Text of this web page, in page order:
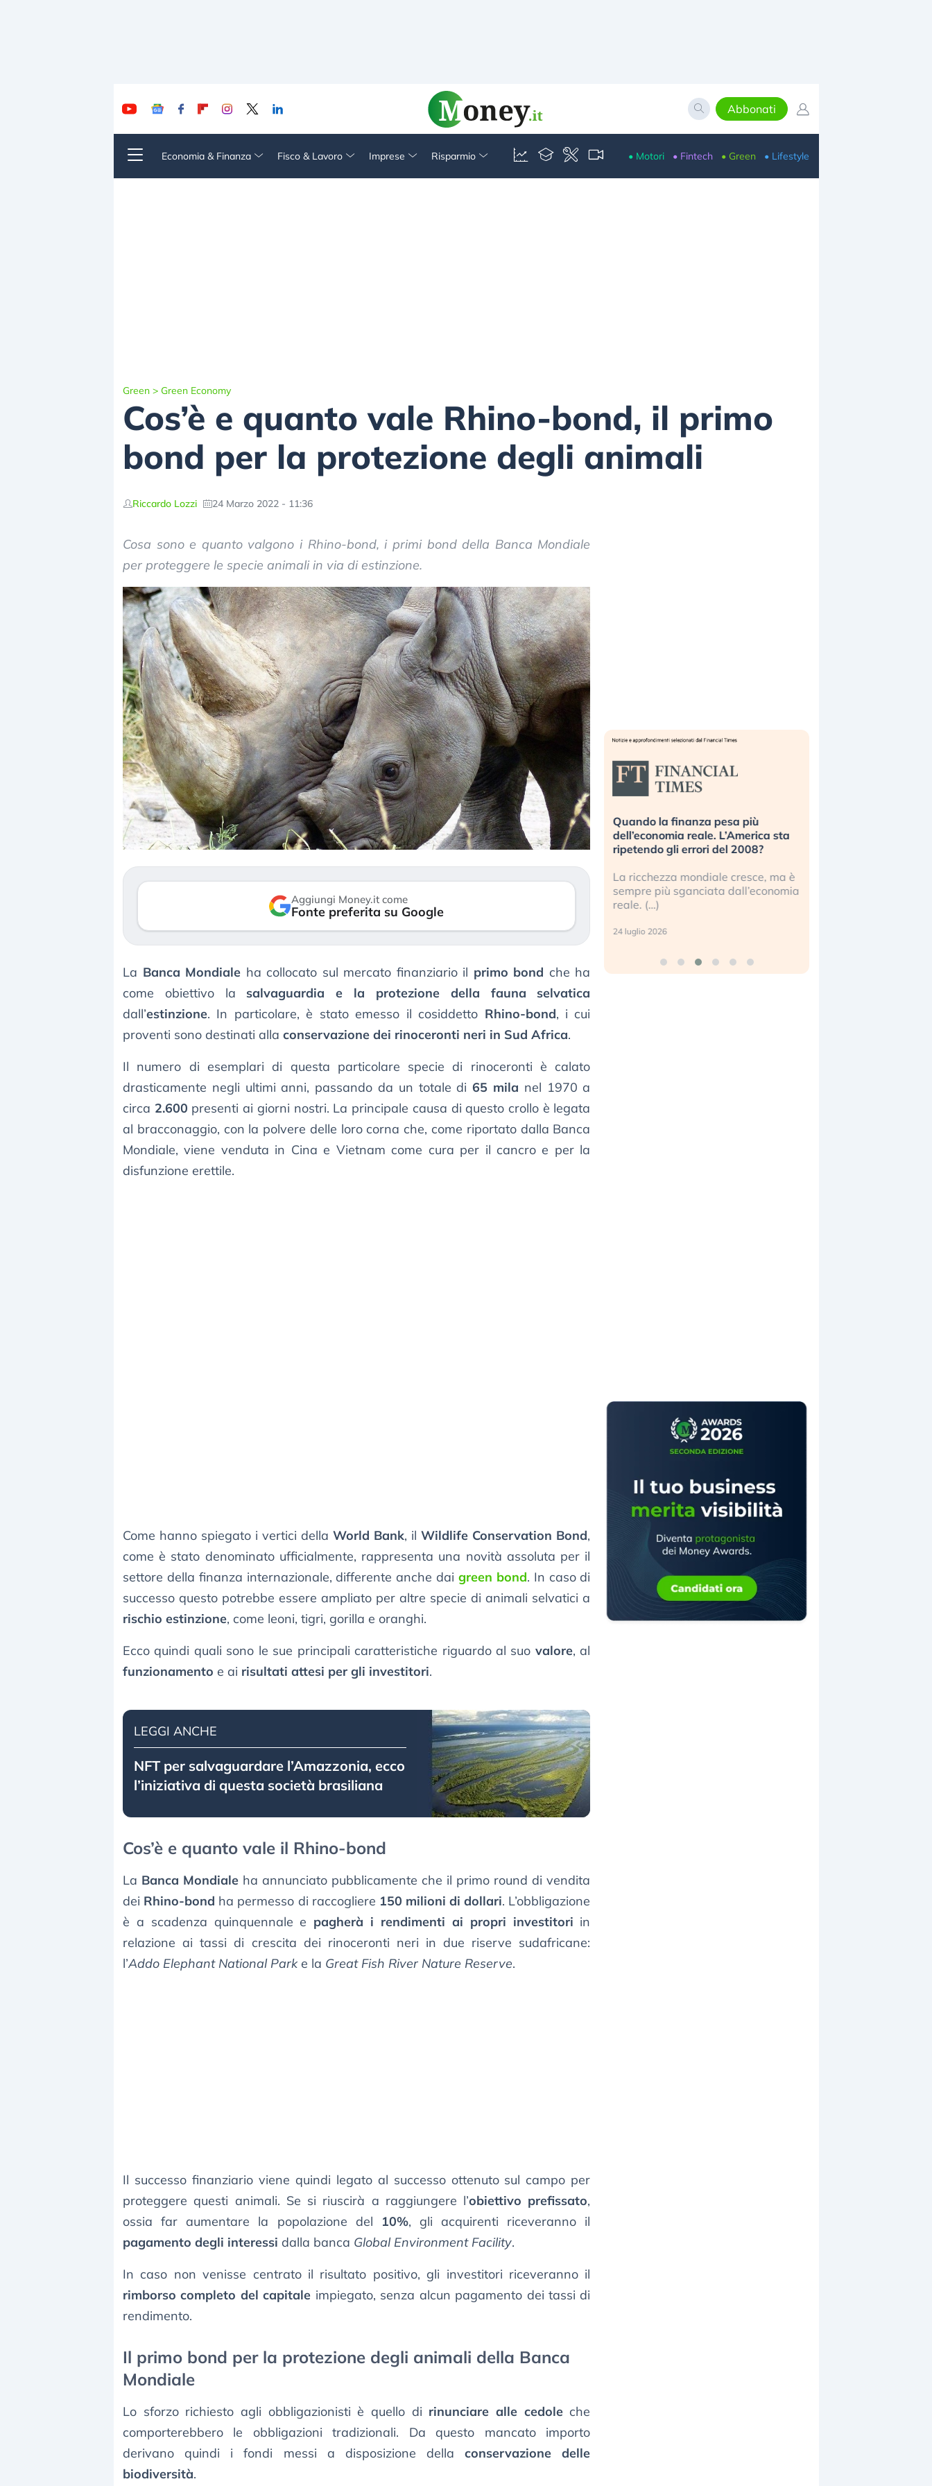
Abbonati
Economia & Finanza Fisco & Lavoro Imprese Risparmio • Motori • Fintech • Green • Lifestyle
Green > Green Economy
Cos’è e quanto vale Rhino-bond, il primo
bond per la protezione degli animali
Riccardo Lozzi 24 Marzo 2022 - 11:36
Cosa sono e quanto valgono i Rhino-bond, i primi bond della Banca Mondiale
per proteggere le specie animali in via di estinzione.
Aggiungi Money.it come
Fonte preferita su Google
La Banca Mondiale ha collocato sul mercato finanziario il primo bond che ha
come obiettivo la salvaguardia e la protezione della fauna selvatica
dall’estinzione. In particolare, è stato emesso il cosiddetto Rhino-bond, i cui
proventi sono destinati alla conservazione dei rinoceronti neri in Sud Africa.
Il numero di esemplari di questa particolare specie di rinoceronti è calato
drasticamente negli ultimi anni, passando da un totale di65 mila nel 1970 a
circa 2.600 presenti ai giorni nostri. La principale causa di questo crollo è legata
al bracconaggio, con la polvere delle loro corna che, come riportato dalla Banca
Mondiale, viene venduta in Cina e Vietnam come cura per il cancro e per la
disfunzione erettile.
Come hanno spiegato i vertici dellaWorld Bank, ilWildlife Conservation Bond,
come è stato denominato ufficialmente, rappresenta una novità assoluta per il
settore della finanza internazionale, differente anche dai green bond. In caso di
successo questo potrebbe essere ampliato per altre specie di animali selvatici a
rischio estinzione, come leoni, tigri, gorilla e oranghi.
Ecco quindi quali sono le sue principali caratteristiche riguardo al suo valore, al
funzionamento e ai risultati attesi per gli investitori.
LEGGI ANCHE
NFT per salvaguardare l’Amazzonia, ecco
l’iniziativa di questa società brasiliana
Cos’è e quanto vale il Rhino-bond
La Banca Mondiale ha annunciato pubblicamente che il primo round di vendita
dei Rhino-bond ha permesso di raccogliere 150 milioni di dollari. L’obbligazione
è a scadenza quinquennale e pagherà i rendimenti ai propri investitori in
relazione ai tassi di crescita dei rinoceronti neri in due riserve sudafricane:
l’Addo Elephant National Parke la Great Fish River Nature Reserve.
Il successo finanziario viene quindi legato al successo ottenuto sul campo per
proteggere questi animali. Se si riuscirà a raggiungere l’obiettivo prefissato,
ossia far aumentare la popolazione del 10%, gli acquirenti riceveranno il
pagamento degli interessi dalla banca Global Environment Facility.
In caso non venisse centrato il risultato positivo, gli investitori riceveranno il
rimborso completo del capitale impiegato, senza alcun pagamento dei tassi di
rendimento.
Il primo bond per la protezione degli animali della Banca
Mondiale
Lo sforzo richiesto agli obbligazionisti è quello di rinunciare alle cedoleche
comporterebbero le obbligazioni tradizionali. Da questo mancato importo
derivano quindi i fondi messi a disposizione dellaconservazione delle
biodiversità.
Dalle valutazioni estreme alla
correzione. Cosa sta guidando il
repricing degli asset?
3 agosto 2026
«La mia vita è rovinata». Investitori
in preda al panico dopo lo scoppio
della bolla AI
Kospi, mentre gli investitori retail (…)
30 luglio 2026
Quando la finanza pesa più
dell’economia reale. L’America sta
ripetendo gli errori del 2008?
La ricchezza mondiale cresce, ma è
sempre più sganciata dall’economia
reale. (…)
24 luglio 2026